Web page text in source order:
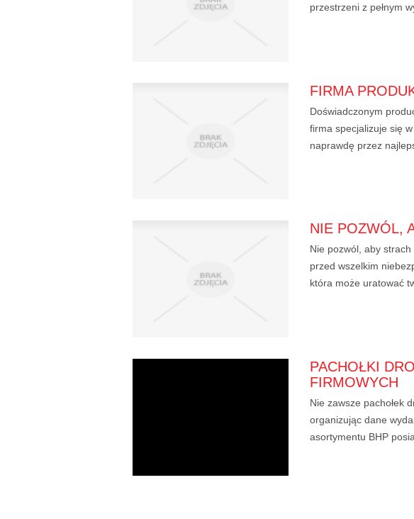
przestrzeni z pełnym
FIRMA
Doświadczonym
firma specjalizuje się
naprawdę przez
NIE POZWÓL,
Nie pozwól, aby
przed wszelkim
która może uratować
PACHOŁKI
FIRMOWYCH
Nie zawsze pachołek
organizując dane
asortymentu BHP